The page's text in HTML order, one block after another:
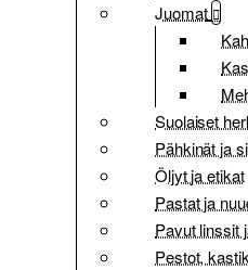
Juomat
Suolaiset
Pähkinät ja
Öljyt ja etikat
Pastat ja
Pavut linssit
Pestot,